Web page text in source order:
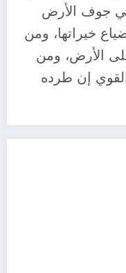
جوف الأرض
خيراتها، ومن
الأرض، ومن
إن طرده